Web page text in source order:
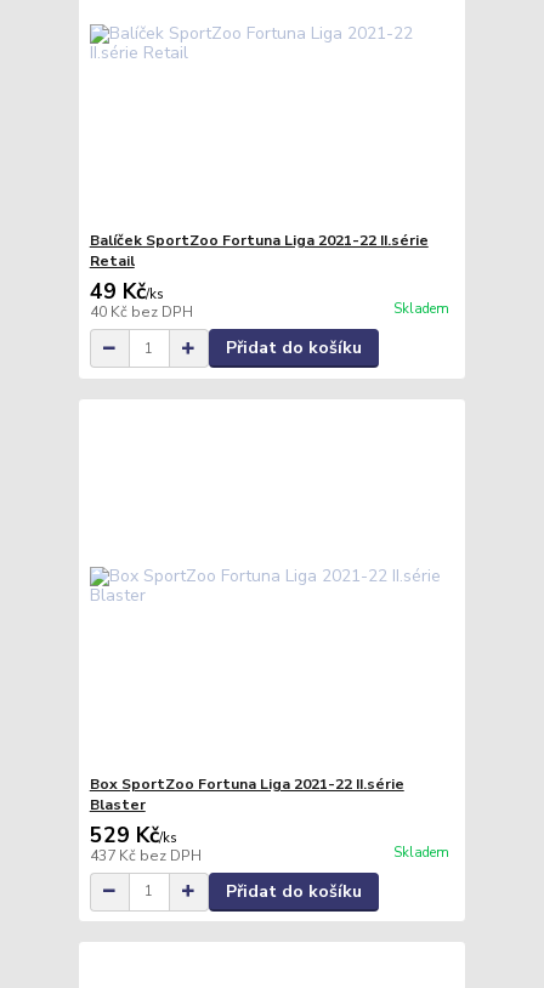
Balíček SportZoo Fortuna Liga 2021-22 II.série
Retail
49 Kč/ks
40 Kč bez DPH Skladem
Přidat do košíku
Box SportZoo Fortuna Liga 2021-22 II.série
Blaster
529 Kč/ks
437 Kč bez DPH Skladem
Přidat do košíku